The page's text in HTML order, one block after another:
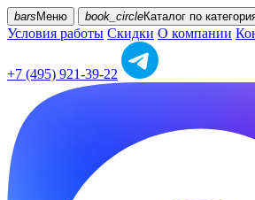
bars Меню book_circleКаталог по
Условия работы Скидки О компании
+7 (495) 921-39-22